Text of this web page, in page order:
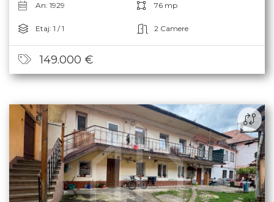
An: 1929 76 mp
Etaj: 1 / 1 2 Camere
149.000 €